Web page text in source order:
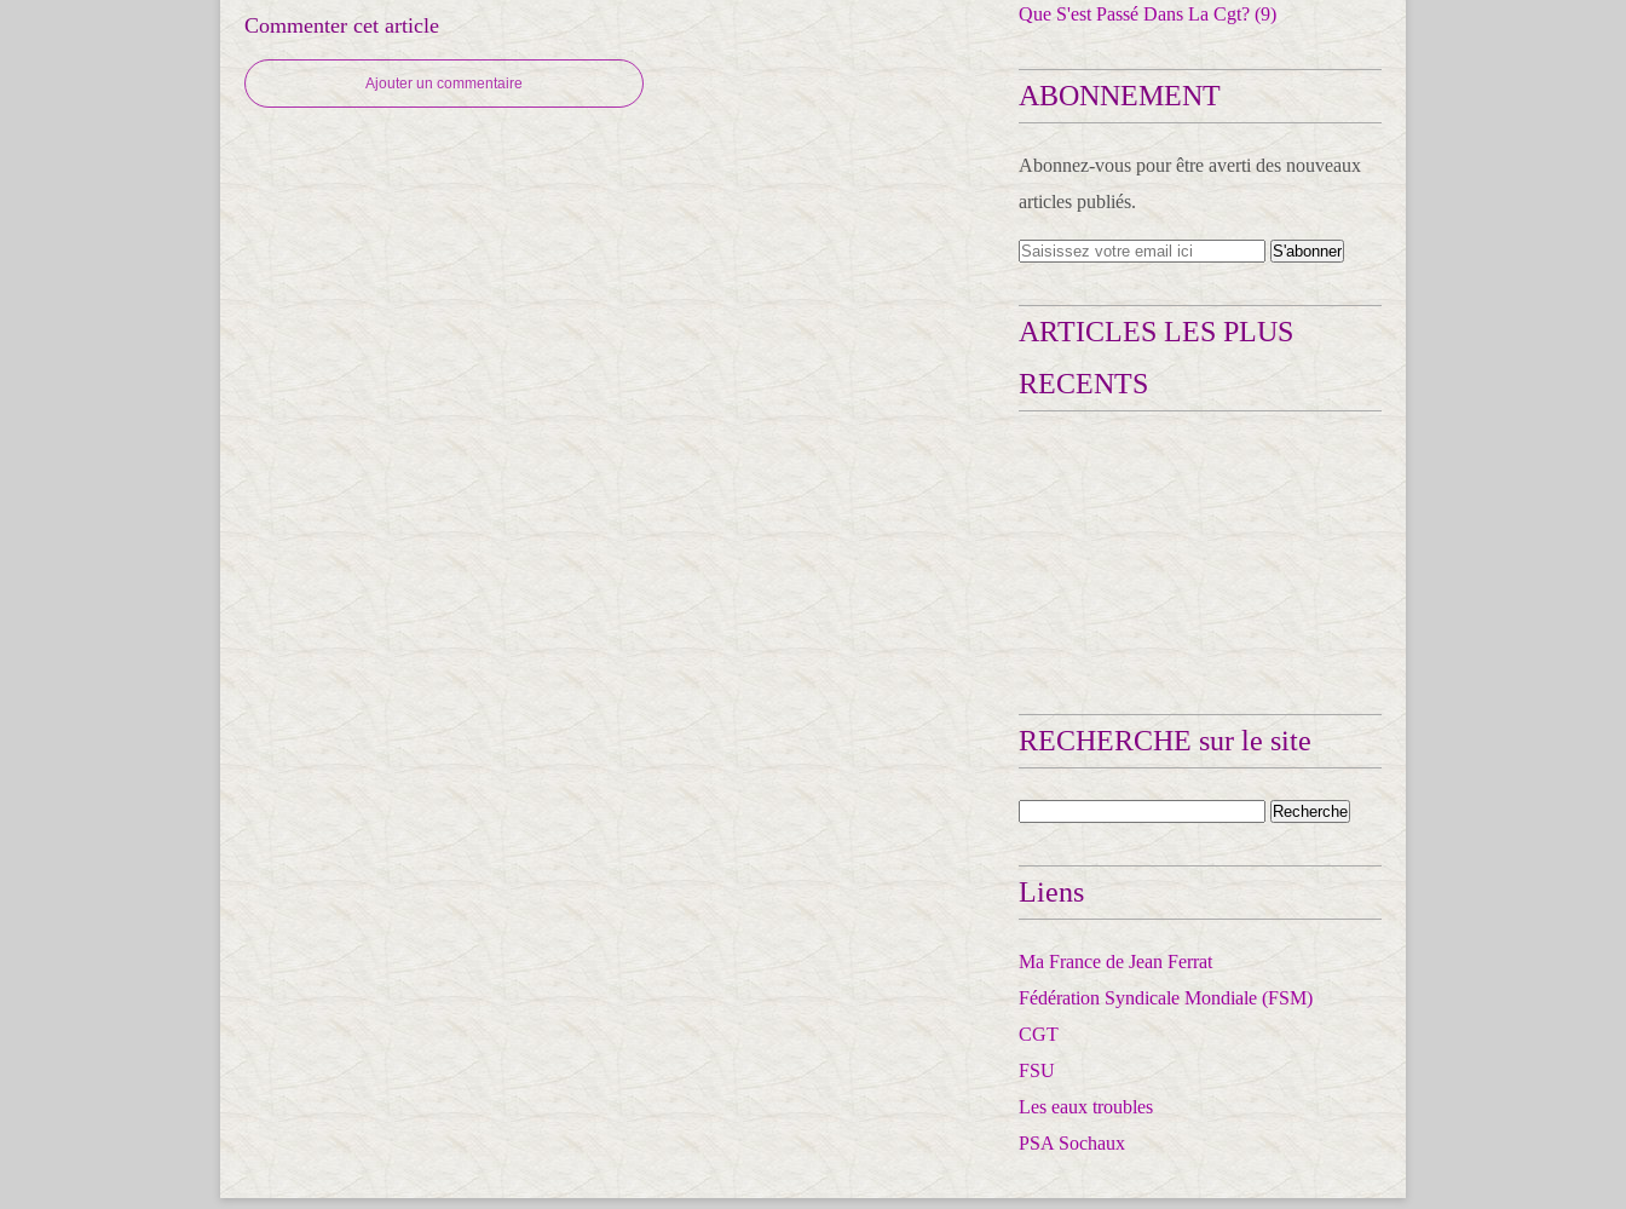
Commenter cet article
Ajouter un commentaire
Que S'est Passé Dans La Cgt? (9)
ABONNEMENT
Abonnez-vous pour être averti des nouveaux
articles publiés.
ARTICLES LES PLUS
RECENTS
RECHERCHE sur le site
Liens
Ma France de Jean Ferrat
Fédération Syndicale Mondiale (FSM)
CGT
FSU
Les eaux troubles
PSA Sochaux